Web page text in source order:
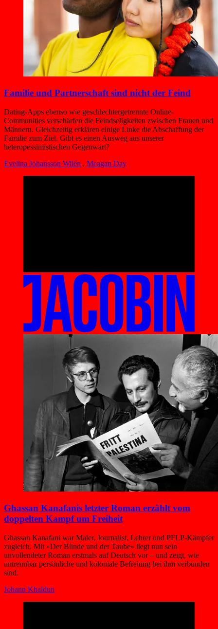
Familie und Partnerschaft sind nicht der Feind
Dating-Apps ebenso wie geschlechtergetrennte Online-
Communities verschärfen die Feindseligkeiten zwischen Frauen und
Männern. Gleichzeitig erklären einige Linke die Abschaffung der
Familie zum Ziel. Gibt es einen Ausweg aus unserer
heteropessimistischen Gegenwart?
Evelina Johansson Wilén , Meagan Day
Ghassan Kanafanis letzter Roman erzählt vom
doppelten Kampf um Freiheit
Ghassan Kanafani war Maler, Journalist, Lehrer und PFLP-Kämpfer
zugleich. Mit »Der Blinde und der Taube« liegt nun sein
unvollendeter Roman erstmals auf Deutsch vor – und zeigt, wie
untrennbar persönliche und koloniale Befreiung bei ihm verbunden
sind.
Johann Khaldun